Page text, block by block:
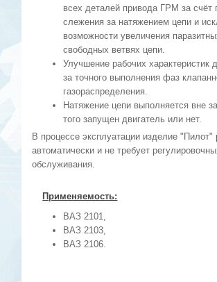
всех деталей привода ГРМ за счёт
слежения за натяжением цепи и
возможности увеличения
свободных ветвях цепи.
Улучшение рабочих характеристик
за точного выполнения фаз
газораспределения.
Натяжение цепи выполняется вне
того запущен двигатель или нет.
В процессе эксплуатации изделие "Пилот"
автоматически и не требует
обслуживания.
Применяемость:
ВАЗ 2101,
ВАЗ 2103,
ВАЗ 2106.